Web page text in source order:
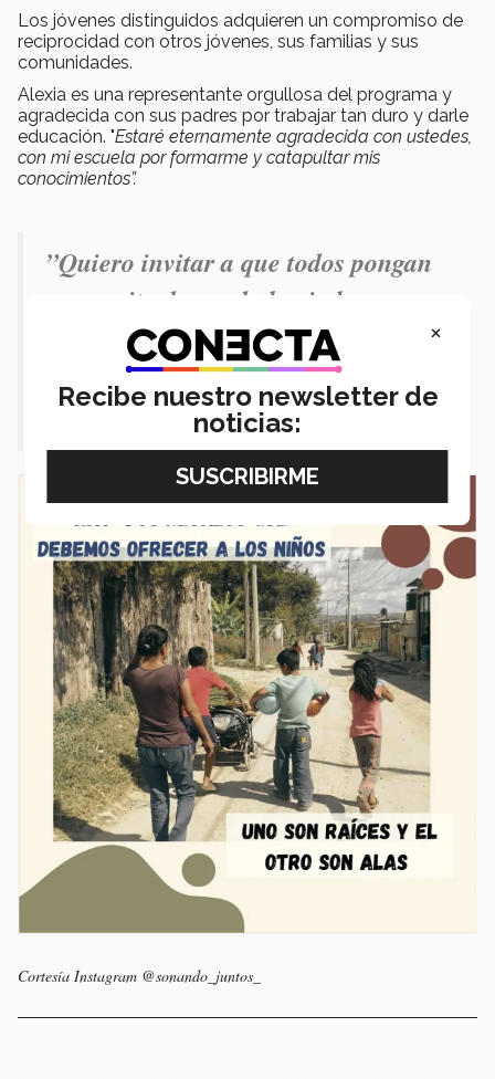
Los jóvenes distinguidos adquieren un compromiso de
reciprocidad con otros jóvenes, sus familias y sus
comunidades.
Alexia es una representante orgullosa del programa y
agradecida con sus padres por trabajar tan duro y darle
educación. "Estaré eternamente agradecida con ustedes,
con mi escuela por formarme y catapultar mis
conocimientos”.
”Quiero invitar a que todos pongan
su granito de ayuda hacia la
comunidad, que se sensibilicen sobre
las problemáticas que se viven”.
Cortesía Instagram @sonando_juntos_
×
Recibe nuestro newsletter de
noticias: